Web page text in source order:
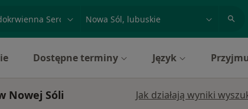
miasto lub dzielnica
Dostępne terminy Język
Nowej Sóli Jak działają wyniki